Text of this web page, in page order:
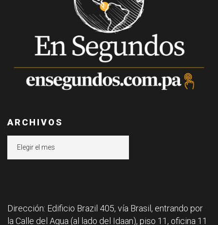
ARCHIVOS
Dirección: Edificio Brazil 405, vía Brasil, entrando por
la Calle del Agua (al lado del Idaan), piso 11, oficina 11